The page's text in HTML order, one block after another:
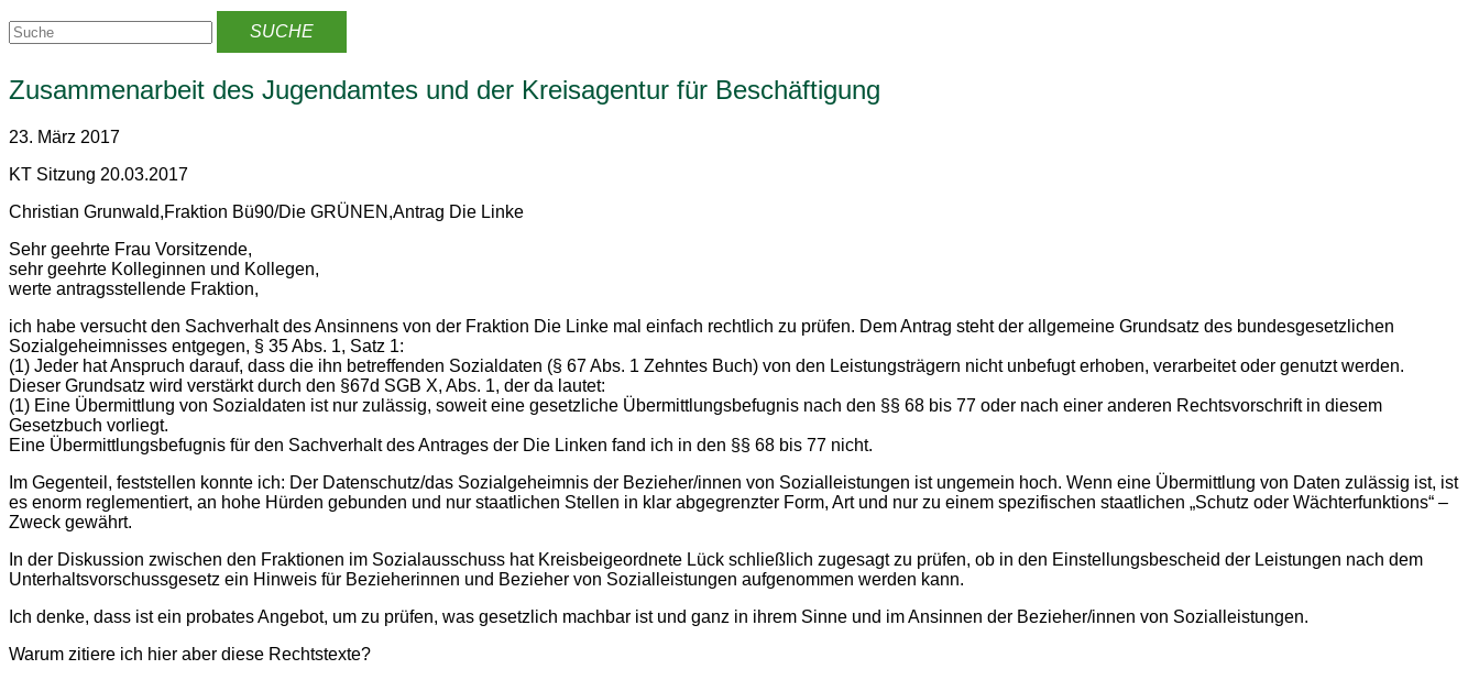
Zusammenarbeit des Jugendamtes und der Kreisagentur für Beschäftigung
23. März 2017
KT Sitzung 20.03.2017
Christian Grunwald,Fraktion Bü90/Die GRÜNEN,Antrag Die Linke
Sehr geehrte Frau Vorsitzende,
sehr geehrte Kolleginnen und Kollegen,
werte antragsstellende Fraktion,
ich habe versucht den Sachverhalt des Ansinnens von der Fraktion Die Linke mal einfach rechtlich zu prüfen. Dem Antrag steht der allgemeine Grundsatz des bundesgesetzlichen
Sozialgeheimnisses entgegen, § 35 Abs. 1, Satz 1:
(1) Jeder hat Anspruch darauf, dass die ihn betreffenden Sozialdaten (§ 67 Abs. 1 Zehntes Buch) von den Leistungsträgern nicht unbefugt erhoben, verarbeitet oder genutzt werden.
Dieser Grundsatz wird verstärkt durch den §67d SGB X, Abs. 1, der da lautet:
(1) Eine Übermittlung von Sozialdaten ist nur zulässig, soweit eine gesetzliche Übermittlungsbefugnis nach den §§ 68 bis 77 oder nach einer anderen Rechtsvorschrift in diesem
Gesetzbuch vorliegt.
Eine Übermittlungsbefugnis für den Sachverhalt des Antrages der Die Linken fand ich in den §§ 68 bis 77 nicht.
Im Gegenteil, feststellen konnte ich: Der Datenschutz/das Sozialgeheimnis der Bezieher/innen von Sozialleistungen ist ungemein hoch. Wenn eine Übermittlung von Daten zulässig ist, ist
es enorm reglementiert, an hohe Hürden gebunden und nur staatlichen Stellen in klar abgegrenzter Form, Art und nur zu einem spezifischen staatlichen „Schutz oder Wächterfunktions“ –
Zweck gewährt.
In der Diskussion zwischen den Fraktionen im Sozialausschuss hat Kreisbeigeordnete Lück schließlich zugesagt zu prüfen, ob in den Einstellungsbescheid der Leistungen nach dem
Unterhaltsvorschussgesetz ein Hinweis für Bezieherinnen und Bezieher von Sozialleistungen aufgenommen werden kann.
Ich denke, dass ist ein probates Angebot, um zu prüfen, was gesetzlich machbar ist und ganz in ihrem Sinne und im Ansinnen der Bezieher/innen von Sozialleistungen.
Warum zitiere ich hier aber diese Rechtstexte?